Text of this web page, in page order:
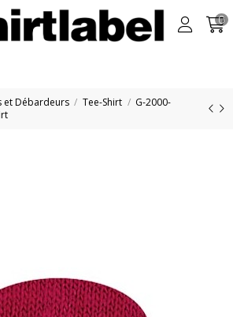
0
et Débardeurs Tee-Shirt
G-2000-